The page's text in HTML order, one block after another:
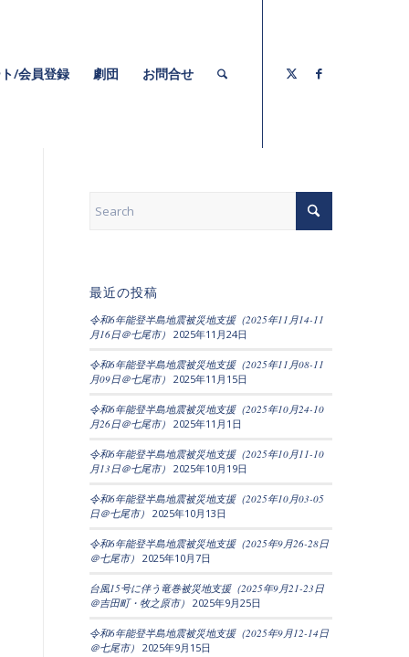
/会員登録 劇団 お問合せ
最近の投稿
令和6年能登半島地震被災地支援（2025年11月14-11
月16日＠七尾市） 2025年11月24日
令和6年能登半島地震被災地支援（2025年11月08-11
月09日＠七尾市） 2025年11月15日
令和6年能登半島地震被災地支援（2025年10月24-10
月26日＠七尾市） 2025年11月1日
令和6年能登半島地震被災地支援（2025年10月11-10
月13日＠七尾市） 2025年10月19日
令和6年能登半島地震被災地支援（2025年10月03-05
日＠七尾市） 2025年10月13日
令和6年能登半島地震被災地支援（2025年9月26-28日
＠七尾市） 2025年10月7日
台風15号に伴う竜巻被災地支援（2025年9月21-23日
＠吉田町・牧之原市） 2025年9月25日
令和6年能登半島地震被災地支援（2025年9月12-14日
＠七尾市） 2025年9月15日